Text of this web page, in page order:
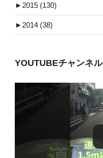
► 2015 (130)
► 2014 (38)
YOUTUBEチャンネル